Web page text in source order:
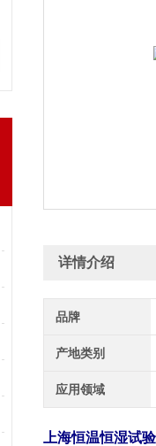
详情介绍
品牌
产地类别
应用领域
上海恒温恒湿试